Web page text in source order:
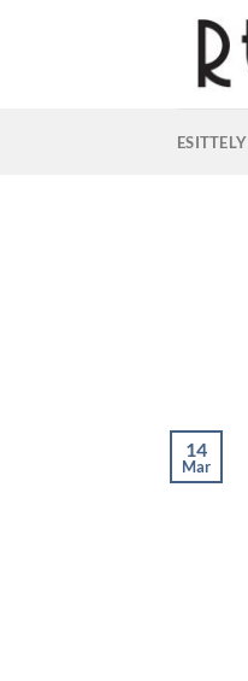
ESITTELY
14
Mar